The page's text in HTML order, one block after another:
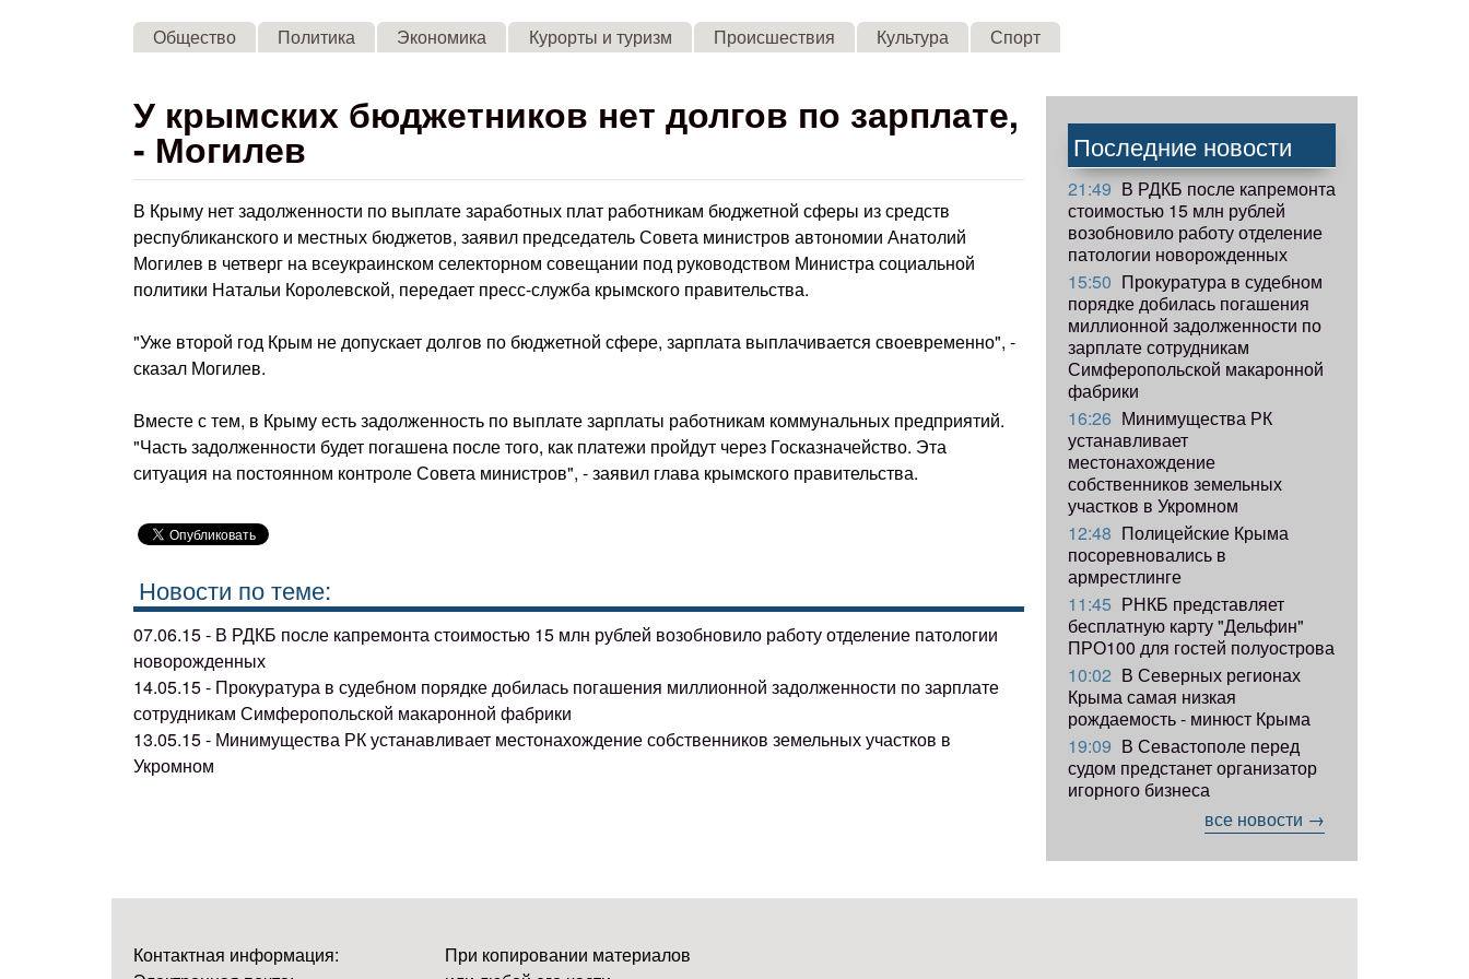
Skip to main content
Общество Политика Экономика Курорты и туризм Происшествия Культура Спорт
У крымских бюджетников нет долгов по зарплате,
- Могилев
В Крыму нет задолженности по выплате заработных плат работникам бюджетной сферы из средств
республиканского и местных бюджетов, заявил председатель Совета министров автономии Анатолий
Могилев в четверг на всеукраинском селекторном совещании под руководством Министра социальной
политики Натальи Королевской, передает пресс-служба крымского правительства.
"Уже второй год Крым не допускает долгов по бюджетной сфере, зарплата выплачивается своевременно", -
сказал Могилев.
Вместе с тем, в Крыму есть задолженность по выплате зарплаты работникам коммунальных предприятий.
"Часть задолженности будет погашена после того, как платежи пройдут через Госказначейство. Эта
ситуация на постоянном контроле Совета министров", - заявил глава крымского правительства.
Новости по теме:
07.06.15 - В РДКБ после капремонта стоимостью 15 млн рублей возобновило работу отделение патологии
новорожденных
14.05.15 - Прокуратура в судебном порядке добилась погашения миллионной задолженности по зарплате
сотрудникам Симферопольской макаронной фабрики
13.05.15 - Минимущества РК устанавливает местонахождение собственников земельных участков в
Укромном
Последние новости
21:49 В РДКБ после капремонта
стоимостью 15 млн рублей
возобновило работу отделение
патологии новорожденных
15:50 Прокуратура в судебном
порядке добилась погашения
миллионной задолженности по
зарплате сотрудникам
Симферопольской макаронной
фабрики
16:26 Минимущества РК
устанавливает
местонахождение
собственников земельных
участков в Укромном
12:48 Полицейские Крыма
посоревновались в
армрестлинге
11:45 РНКБ представляет
бесплатную карту "Дельфин"
ПРО100 для гостей полуострова
10:02 В Северных регионах
Крыма самая низкая
рождаемость - минюст Крыма
19:09 В Севастополе перед
судом предстанет организатор
игорного бизнеса
все новости →
Контактная информация:
При копировании материалов